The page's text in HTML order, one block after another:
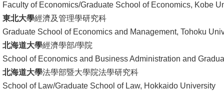
與
圖
書
館
回
首
Faculty of Economics/Graduate School of Economics, Kobe
東北大學經濟及管理學研究科
Graduate School of Economics and Management, Tohoku
北海道大學經濟學部/學院
School of Economics and Business Administration and
北海道大學法學部暨大學院法學研究科
School of Law/Graduate School of Law, Hokkaido University